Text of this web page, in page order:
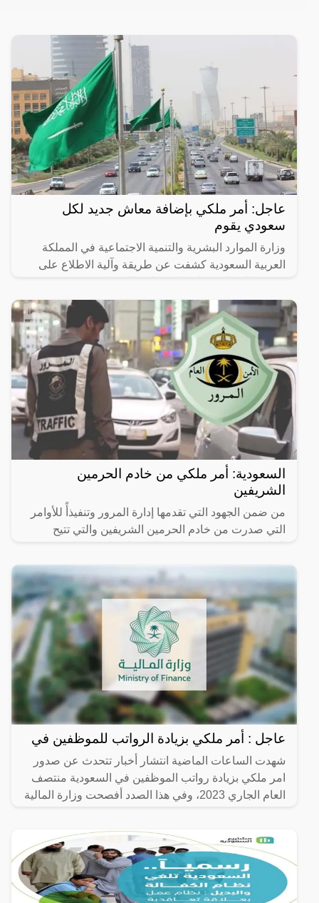
عاجل: أمر ملكي بإضافة معاش جديد لكل
سعودي يقوم
وزارة الموارد البشرية والتنمية الاجتماعية في المملكة
العربية السعودية كشفت عن طريقة وآلية الاطلاع على
السعودية: أمر ملكي من خادم الحرمين
الشريفين
من ضمن الجهود التي تقدمها إدارة المرور وتنفيذأً للأوامر
التي صدرت من خادم الحرمين الشريفين والتي تتيح
المملكة
عاجل : أمر ملكي بزيادة الرواتب للموظفين في
شهدت الساعات الماضية انتشار أخبار تتحدث عن صدور
امر ملكي بزيادة رواتب الموظفين في السعودية منتصف
العام الجاري 2023، وفي هذا الصدد أفصحت وزارة المالية